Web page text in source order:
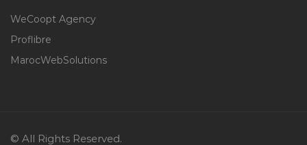
WeCoopt Agency
Proflibre
MarocWebSolutions
© All Rights Reserved.